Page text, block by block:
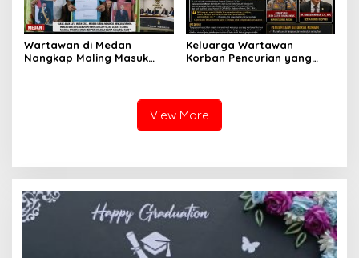
Wartawan di Medan
Nangkap Maling Masuk
Tolong Prabowo Subianto
Keluarga Wartawan
Korban Pencurian yang
Presiden Prabowo, Komisi
III DPR RI dan Kapolri!
View More